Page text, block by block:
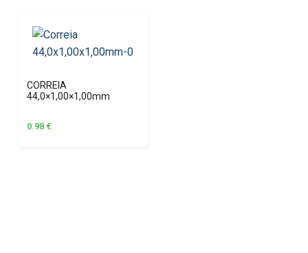
CORREIA
44,0×1,00×1,00mm
0.98 €